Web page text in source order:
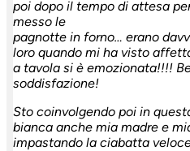
poi dopo il tempo di attesa
messo le
pagnotte in forno… erano
loro quando mi ha visto
a tavola si è emozionata!!!!
soddisfazione!
Sto coinvolgendo poi in
bianca anche mia madre e
impastando la ciabatta